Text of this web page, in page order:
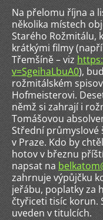
Na přelomu října a
několika místech
Starého Rožmitálu,
krátkými filmy
Třemšíně – viz
v=SgeihaLbuA0),
rožmitálském
Hofmeisterovi.
němž si zahrají i
Tomášovou
Střední průmyslové
v Praze. Kdo by
hotov v březnu
napsat na
zahrnuje výpůjčku
jeřábu, poplatky za
čtyřiceti tisíc korun.
uveden v titulcích.